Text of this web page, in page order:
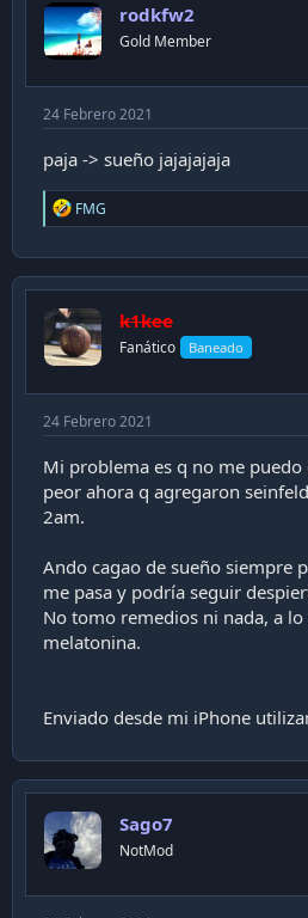
rodkfw2
Gold Member
24 Febrero 2021
paja -> sueño jajajajaja
R
e
c
t
o
n
s
FMG
k1kee
Fanático Baneado
24 Febrero 2021
Mi problema es q no me
peor ahora q agregaron
2am.
Ando cagao de sueño siempre
me pasa y podría seguir
No tomo remedios ni nada, a
melatonina.
Enviado desde mi iPhone
Sago7
NotMod